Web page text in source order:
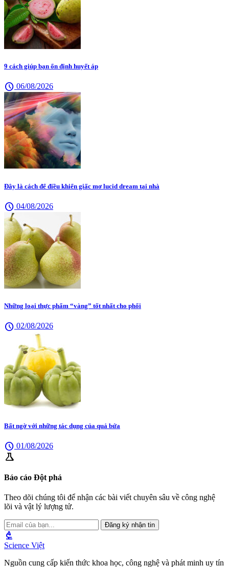
9 cách giúp bạn ổn định huyết áp
schedule 06/08/2026
Đây là cách để điều khiển giấc mơ lucid dream tại nhà
schedule 04/08/2026
Những loại thực phẩm “vàng” tốt nhất cho phổi
schedule 02/08/2026
Bất ngờ với những tác dụng của quả bứa
schedule 01/08/2026
science
Báo cáo Đột phá
Theo dõi chúng tôi để nhận các bài viết chuyên sâu về công nghệ
lõi và vật lý lượng tử.
Đăng ký nhận tin
biotech
Science Việt
Nguồn cung cấp kiến thức khoa học, công nghệ và phát minh uy tín